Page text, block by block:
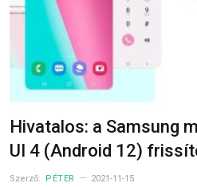
Hivatalos: a Samsung
UI 4 (Android 12)
Szerző: PÉTER 2021-11-15